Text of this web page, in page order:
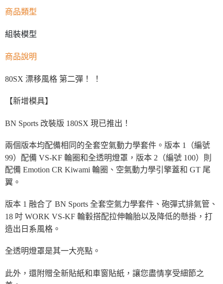
商品類型
組裝模型
商品說明
80SX 漂移風格 第二彈！ ！
【新增模具】
BN Sports 改裝版 180SX 現已推出！
兩個版本均配備相同的全套空氣動力學套件。版本 1（編號
99）配備 VS-KF 輪圈和全透明燈罩，版本 2（編號 100）則
配備 Emotion CR Kiwami 輪圈、空氣動力學引擎蓋和 GT 尾
翼。
版本 1 融合了 BN Sports 全套空氣力學套件、砲彈式排氣管、
18 吋 WORK VS-KF 輪轂搭配拉伸輪胎以及降低的懸掛，打
造出日系風格。
全透明燈罩是其一大亮點。
此外，還附贈全新貼紙和車窗貼紙，讓您盡情享受細節之